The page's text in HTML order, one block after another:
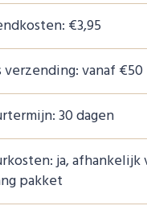
€3,95
verzending: vanaf €50
30 dagen
ja, afhankelijk
pakket